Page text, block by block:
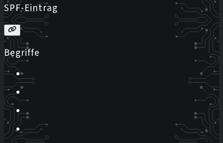
SPF-Eintrag
Begriffe